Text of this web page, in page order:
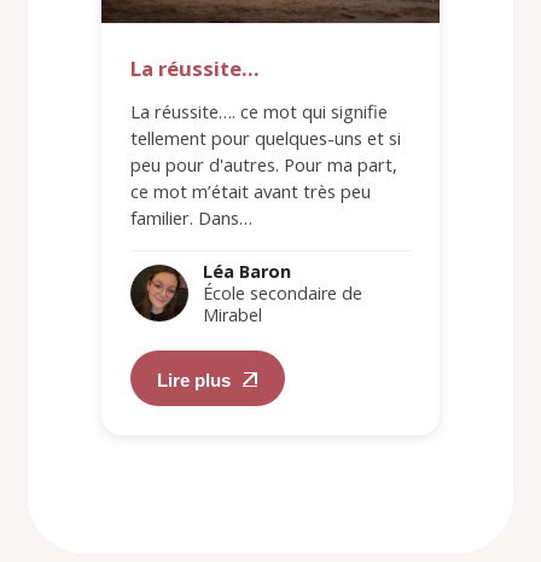
La réussite…
La réussite…. ce mot qui signifie
tellement pour quelques-uns et si
peu pour d'autres. Pour ma part,
ce mot m’était avant très peu
familier. Dans…
Léa Baron
École secondaire de
Mirabel
Lire plus